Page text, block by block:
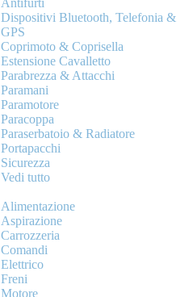
Antifurti
Dispositivi Bluetooth, Telefonia &
GPS
Coprimoto & Coprisella
Estensione Cavalletto
Parabrezza & Attacchi
Paramani
Paramotore
Paracoppa
Paraserbatoio & Radiatore
Portapacchi
Sicurezza
Vedi tutto
Alimentazione
Aspirazione
Carrozzeria
Comandi
Elettrico
Freni
Motore